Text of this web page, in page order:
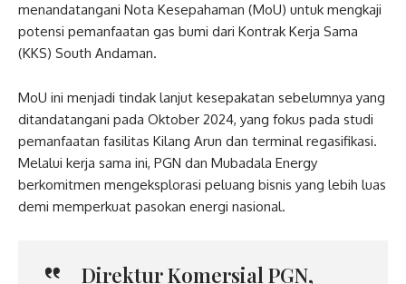
menandatangani Nota Kesepahaman (MoU) untuk mengkaji
potensi pemanfaatan gas bumi dari Kontrak Kerja Sama
(KKS) South Andaman.
MoU ini menjadi tindak lanjut kesepakatan sebelumnya yang
ditandatangani pada Oktober 2024, yang fokus pada studi
pemanfaatan fasilitas Kilang Arun dan terminal regasifikasi.
Melalui kerja sama ini, PGN dan Mubadala Energy
berkomitmen mengeksplorasi peluang bisnis yang lebih luas
demi memperkuat pasokan energi nasional.
Direktur Komersial PGN,